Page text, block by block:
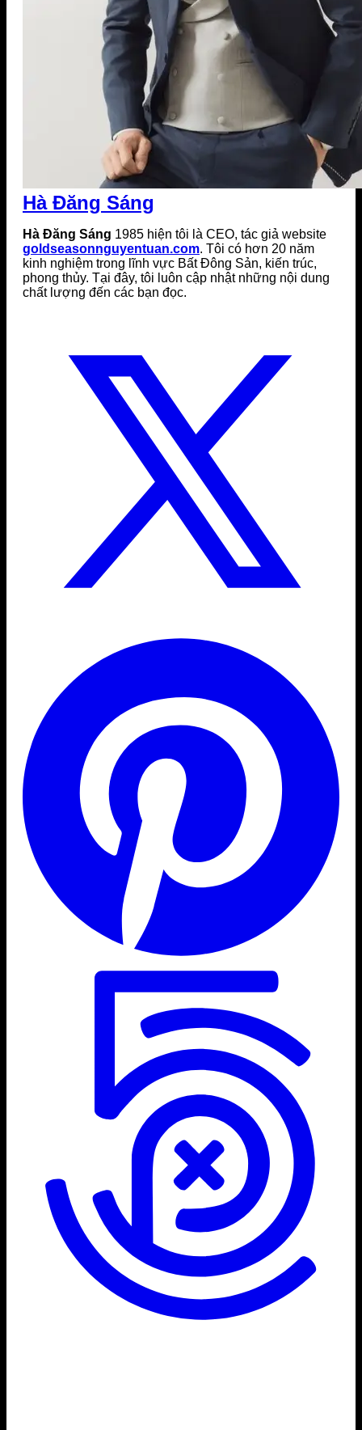
Hà Đăng Sáng
Hà Đăng Sáng 1985 hiện tôi là CEO, tác giả website
goldseasonnguyentuan.com. Tôi có hơn 20 năm
kinh nghiệm trong lĩnh vực Bất Đông Sản, kiến trúc,
phong thủy. Tại đây, tôi luôn cập nhật những nội dung
chất lượng đến các bạn đọc.